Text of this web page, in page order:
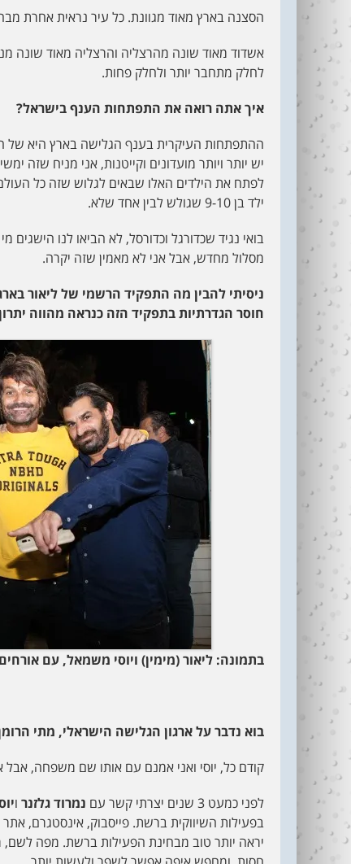
הסצנה בארץ מאוד מגוונת. כל עיר נראית אחרת
אשדוד מאוד שונה מהרצליה והרצליה מאוד שונה
לחלק מתחבר יותר ולחלק פחות.
איך אתה רואה את התפתחות הענף בישראל?
ההתפתחות העיקרית בענף הגלישה בארץ היא של
יש יותר ויותר מועדונים וקייטנות, אני מניח שזה
לפתח את הילדים האלו שבאים לגלוש שזה כל
ילד בן 9-10 שגולש לבין אחד שלא.
בואי נגיד שכדורגל וכדורסל, לא הביאו לנו
מסלול מחדש, אבל אני לא מאמין שזה יקרה.
ניסיתי להבין מה התפקיד הרשמי של ליאור
חוסר הגדרתיות בתפקיד הזה כנראה מהווה
בתמונה: ליאור (מימין) ויוסי משמאל, עם
בוא נדבר על ארגון הגלישה הישראלי, מתי
קודם כל, יוסי ואני אמנם עם אותו שם משפחה,
לפני כמעט 3 שנים יצרתי קשר עם
נמרוד גלזנר ו
בפעילות השיווקית ברשת. פייסבוק, אינסטגרם,
יראה יותר טוב מבחינת הפעילות ברשת. מפה לשם,